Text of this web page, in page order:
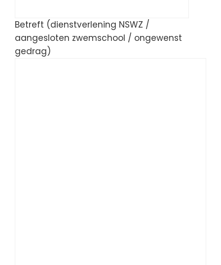
Betreft (dienstverlening NSWZ /
aangesloten zwemschool / ongewenst
gedrag)